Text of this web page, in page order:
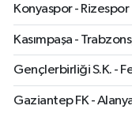
Konyaspor - Rizespor
Kasımpaşa -
Gençlerbirliği S.K. -
Gaziantep FK -